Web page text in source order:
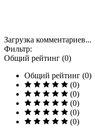
Загрузка комментариев...
Фильтр:
Общий рейтинг (0)
Общий рейтинг (0)
(0)
(0)
(0)
(0)
(0)